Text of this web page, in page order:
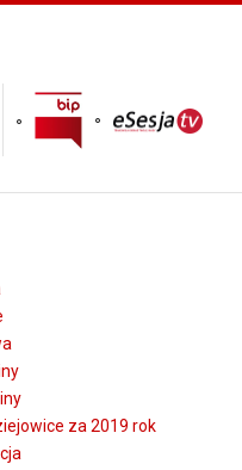
za 2019 rok